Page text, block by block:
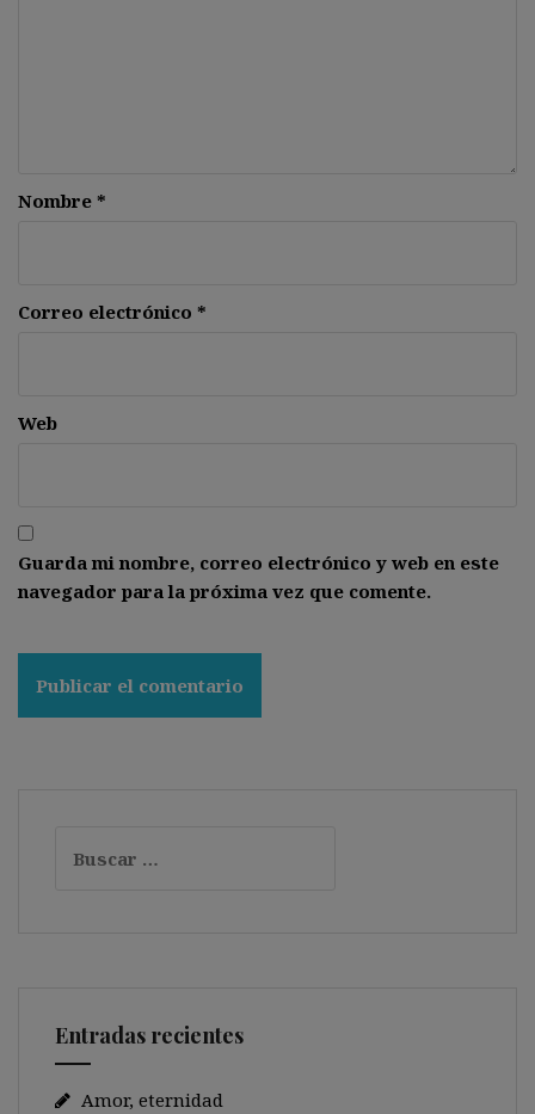
Nombre *
Correo electrónico *
Web
Guarda mi nombre, correo electrónico y web en este
navegador para la próxima vez que comente.
Entradas recientes
Amor, eternidad